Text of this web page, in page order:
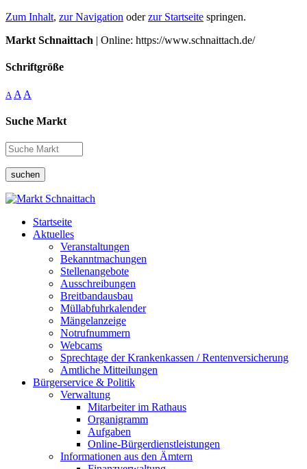
Zum Inhalt, zur Navigation oderzur Startseite springen.
Markt Schnaittach | Online: https://www.schnaittach.de/
Schriftgröße
A A A
Suche Markt
suchen
Startseite
Aktuelles
Veranstaltungen
Bekanntmachungen
Stellenangebote
Ausschreibungen
Breitbandausbau
Müllabfuhrkalender
Mängelanzeige
Notrufnummern
Webcams
Sprechtage der Krankenkassen / Rentenversicherung
Amtliche Mitteilungen
Bürgerservice & Politik
Verwaltung
Mitarbeiter im Rathaus
Organigramm
Aufgaben
Online-Bürgerdienstleistungen
Informationen aus den Ämtern